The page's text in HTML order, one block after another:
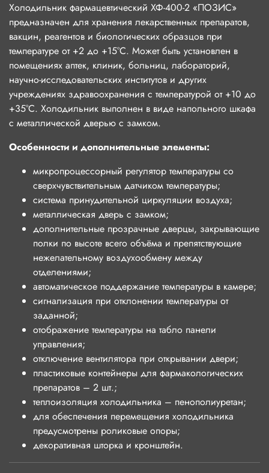
Холодильник фармацевтический ХФ-400-2 «ПОЗИС»
предназначен для хранения лекарственных препаратов,
вакцин, реагентов и биологических образцов при
температуре от +2 до +15°С. Может быть установлен в
помещениях аптек, клиник, больниц, лабораторий,
научно-исследовательских институтов и других
учреждениях здравоохранения с температурой от +10 до
+35°С. Холодильник выполнен в виде напольного шкафа
с металлической дверью с замком.
Особенности и дополнительные элементы:
микропроцессорный регулятор температуры со
сверхчувствительным датчиком температуры;
система принудительной циркуляции воздуха;
металлическая дверь с замком;
дополнительные прозрачные дверцы, закрывающие
полки по высоте всего объёма и препятствующие
нежелательному воздухообмену между
отделениями;
автоматическое поддержание температуры в камере;
сигнализация при отклонении температуры от
заданной;
отображение температуры на табло панели
управления;
отключение вентилятора при открывании двери;
пластиковые контейнеры для фармакологических
препаратов – 2 шт.;
теплоизоляция холодильника – пенополиуретан;
для обеспечения перемещения холодильника
предусмотрены роликовые опоры;
декоративная шторка и кронштейн.